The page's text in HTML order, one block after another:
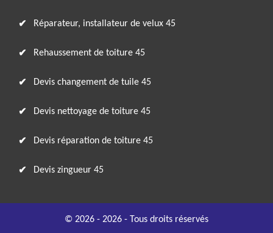
Réparateur, installateur de velux 45
Rehaussement de toiture 45
Devis changement de tuile 45
Devis nettoyage de toiture 45
Devis réparation de toiture 45
Devis zingueur 45
© 2026 - 2026 - Tous droits réservés